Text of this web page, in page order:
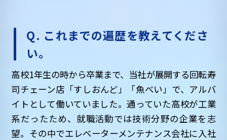
Q. これまでの遍歴を教えてくださ
い。
高校1年生の時から卒業まで、当社が展開する回転寿
司チェーン店「すしおんど」「魚べい」で、アルバ
イトとして働いていました。通っていた高校が工業
系だったため、就職活動では技術分野の企業を志
望。その中でエレベーターメンテナンス会社に入社